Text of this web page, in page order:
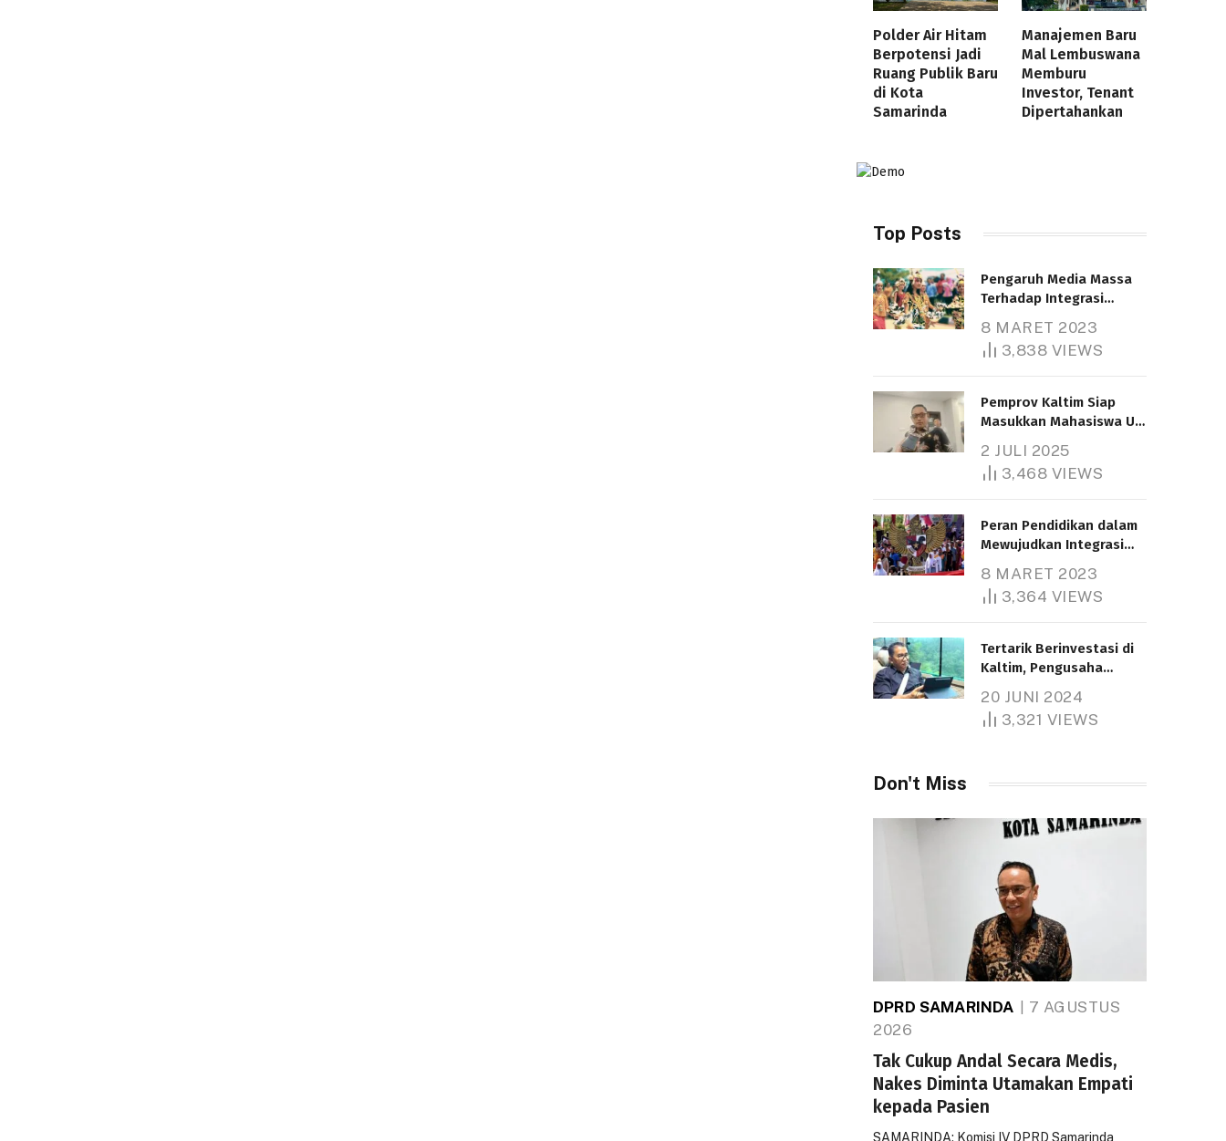
Polder Air Hitam
Berpotensi Jadi
Ruang Publik Baru
di Kota
Samarinda
Manajemen Baru
Mal Lembuswana
Memburu
Investor, Tenant
Dipertahankan
Top Posts
Pengaruh Media Massa
Terhadap Integrasi
8 MARET 2023
3,838 VIEWS
Pemprov Kaltim Siap
Masukkan Mahasiswa UT
Bantuan Pendidikan
Gratispol
2 JULI 2025
3,468 VIEWS
Peran Pendidikan dalam
Mewujudkan Integrasi
8 MARET 2023
3,364 VIEWS
Tertarik Berinvestasi di
Kaltim, Pengusaha
1.000 Hektare
20 JUNI 2024
3,321 VIEWS
Don't Miss
DPRD SAMARINDA
7 AGUSTUS
2026
Tak Cukup Andal Secara Medis,
Nakes Diminta Utamakan Empati
kepada Pasien
SAMARINDA: Komisi IV DPRD Samarinda